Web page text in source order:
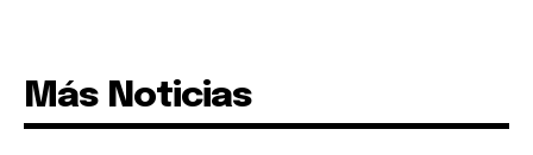
Más Noticias